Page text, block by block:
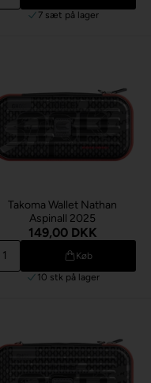
7 sæt på lager
Takoma Wallet Nathan
Aspinall 2025
149,00 DKK
Køb
10 stk på lager